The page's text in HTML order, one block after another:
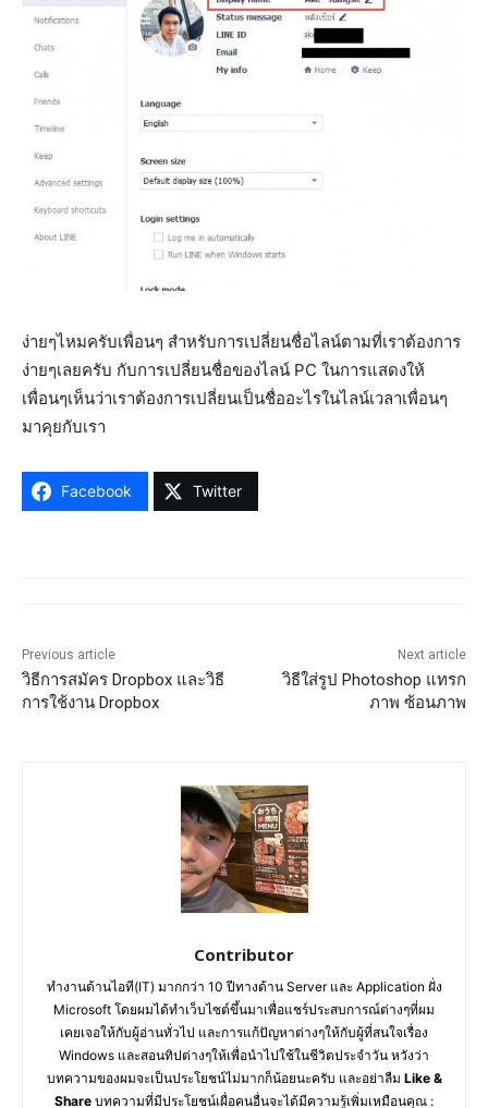
ง่ายๆไหมครับเพื่อนๆ สำหรับการเปลี่ยนชื่อไลน์ตามที่เราต้องการ
ง่ายๆเลยครับ กับการเปลี่ยนชื่อของไลน์ PC ในการแสดงให้
เพื่อนๆเห็นว่าเราต้องการเปลี่ยนเป็นชื่ออะไรในไลน์เวลาเพื่อนๆ
มาคุยกับเรา
Facebook Twitter
Previous article
วิธีการสมัคร Dropbox และวิธี
การใช้งาน Dropbox
Next article
วิธีใส่รูป Photoshop แทรก
ภาพ ซ้อนภาพ
Contributor
ทำงานด้านไอที(IT) มากกว่า 10 ปีทางด้าน Server และ Application ฝั่ง
Microsoft โดยผมได้ทำเว็บไซต์ขึ้นมาเพื่อแชร์ประสบการณ์ต่างๆที่ผม
เคยเจอให้กับผู้อ่านทั่วไป และการแก้ปัญหาต่างๆให้กับผู้ที่สนใจเรื่อง
Windows และสอนทิปต่างๆให้เพื่อนำไปใช้ในชีวิตประจำวัน หวังว่า
บทความของผมจะเป็นประโยชน์ไม่มากก็น้อยนะครับ และอย่าลืม Like &
Share บทความที่มีประโยชน์เผื่อคนอื่นจะได้มีความรู้เพิ่มเหมือนคุณ :